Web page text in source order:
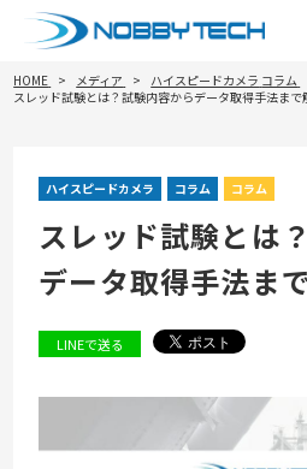
HOME メディア ハイスピードカメラ コラム
スレッド試験とは？試験内容からデータ取得手法まで
ハイスピードカメラ コラム コラム
スレッド試験とは
データ取得手法ま
LINEで送る